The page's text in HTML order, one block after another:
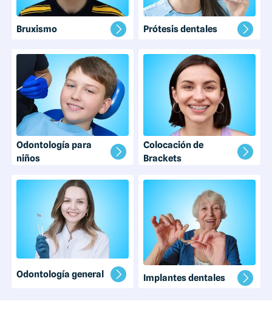
Bruxismo Prótesis dentales
Odontología para
niños
Colocación de
Brackets
Odontología general Implantes dentales